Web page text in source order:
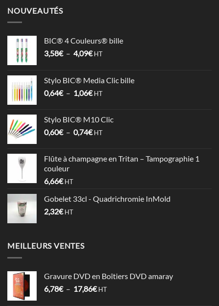
NOUVEAUTÉS
BIC® 4 Couleurs® bille
3,58€ – 4,09€Plage
3,58€
à
HT
Stylo BIC® Media Clic bille
0,64€ – 1,06€Plage
0,64€
à
HT
Stylo BIC® M10 Clic
0,60€ – 0,74€Plage
0,60€
HT
Flûte à champagne en Tritan – Tampographie 1
couleur
6,66€ HT
Gobelet 33cl - Quadrichromie InMold
2,32€ HT
MEILLEURS VENTES
Gravure DVD en Boîtiers DVD amaray
6,78€ – 17,86€Plage
HT